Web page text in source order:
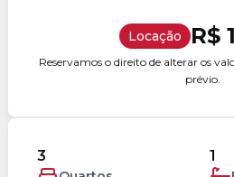
Locação R$
Reservamos o direito de alterar os
prévio.
3 1